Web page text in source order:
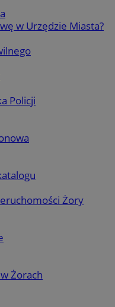
w Urzędzie Miasta?
Policji
Żory
Żorach